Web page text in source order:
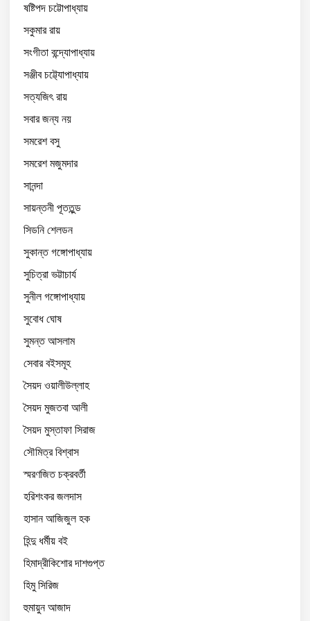
ষষ্টিপদ চট্টোপাধ্যায়
সকুমার রায়
সংগীতা বন্দ্যোপাধ্যায়
সঞ্জীব চট্ট্যোপাধ্যায়
সত্যজিৎ রায়
সবার জন্য নয়
সমরেশ বসু
সমরেশ মজুমদার
সানন্দা
সায়ন্তনী পূততুন্ড
সিডনি শেলডন
সুকান্ত গঙ্গোপাধ্যায়
সুচিত্রা ভট্টাচার্য
সুনীল গঙ্গোপাধ্যায়
সুবোধ ঘোষ
সুমন্ত আসলাম
সেবার বইসমূহ
সৈয়দ ওয়ালীউল্লাহ
সৈয়দ মুজতবা আলী
সৈয়দ মুস্তাফা সিরাজ
সৌমিত্র বিশ্বাস
স্মরণজিত চক্রবর্তী
হরিশংকর জলদাস
হাসান আজিজুল হক
হিন্দু ধর্মীয় বই
হিমাদ্রীকিশোর দাশগুপ্ত
হিমু সিরিজ
হুমায়ুন আজাদ